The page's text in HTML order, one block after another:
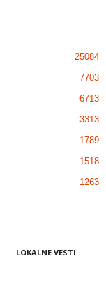
25084
7703
6713
3313
1789
1518
1263
LOKALNE VESTI